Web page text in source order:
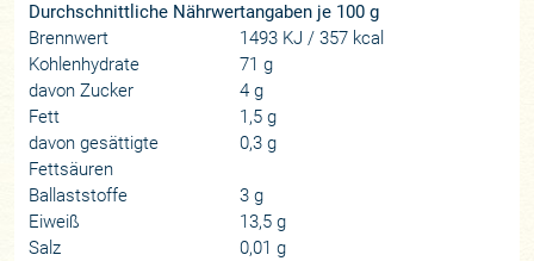
Durchschnittliche Nährwertangaben je 100 g
Brennwert
1493 KJ / 357 kcal
Kohlenhydrate
71 g
davon Zucker
4 g
Fett
1,5 g
davon gesättigte
Fettsäuren
0,3 g
Ballaststoffe
3 g
Eiweiß
13,5 g
Salz
0,01 g